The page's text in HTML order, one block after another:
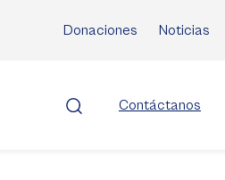
Donaciones Noticias
Contáctanos